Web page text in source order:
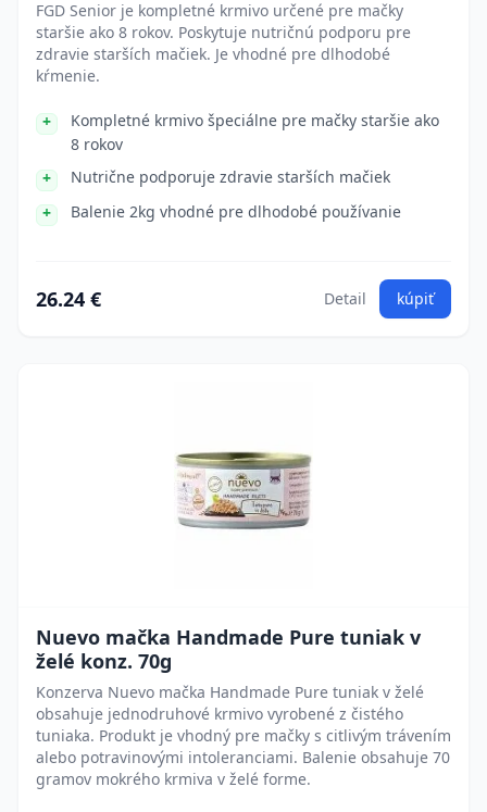
FGD Senior je kompletné krmivo určené pre mačky
staršie ako 8 rokov. Poskytuje nutričnú podporu pre
zdravie starších mačiek. Je vhodné pre dlhodobé
kŕmenie.
Kompletné krmivo špeciálne pre mačky staršie ako
8 rokov
Nutrične podporuje zdravie starších mačiek
Balenie 2kg vhodné pre dlhodobé používanie
26.24 € Detail kúpiť
Nuevo mačka Handmade Pure tuniak v
želé konz. 70g
Konzerva Nuevo mačka Handmade Pure tuniak v želé
obsahuje jednodruhové krmivo vyrobené z čistého
tuniaka. Produkt je vhodný pre mačky s citlivým trávením
alebo potravinovými intoleranciami. Balenie obsahuje 70
gramov mokrého krmiva v želé forme.